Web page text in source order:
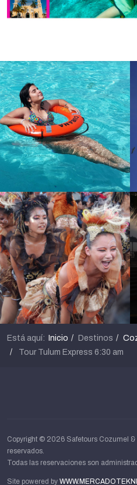
Está aquí: Inicio Destinos
Tour Tulum Express 6:30 am
Copyright © 2026 Safetours Cozumel &
reservados.
Todas las reservaciones son
Site powered by